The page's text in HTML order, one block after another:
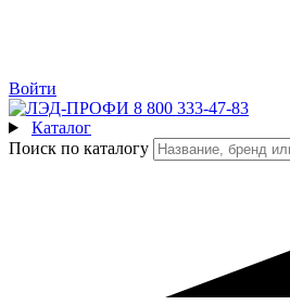
Войти
8 800 333-47-83
Каталог
Поиск по каталогу